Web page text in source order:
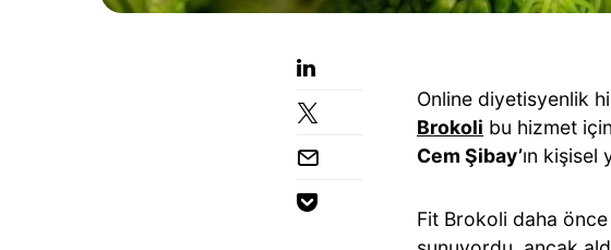
Online diyetisyenlik
Brokoli bu hizmet için
Cem Şibay’ın kişisel
Fit Brokoli daha